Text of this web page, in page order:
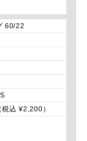
60/22
込 ¥2,200）